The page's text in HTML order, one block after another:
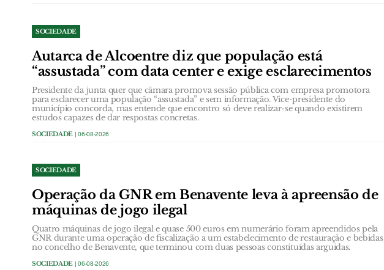
SOCIEDADE
Autarca de Alcoentre diz que população está
“assustada” com data center e exige esclarecimentos
Presidente da junta quer que câmara promova sessão pública com empresa promotora
para esclarecer uma população “assustada” e sem informação. Vice-presidente do
município concorda, mas entende que encontro só deve realizar-se quando existirem
estudos capazes de dar respostas concretas.
SOCIEDADE | 06-08-2026
SOCIEDADE
Operação da GNR em Benavente leva à apreensão de
máquinas de jogo ilegal
Quatro máquinas de jogo ilegal e quase 500 euros em numerário foram apreendidos pela
GNR durante uma operação de fiscalização a um estabelecimento de restauração e bebidas
no concelho de Benavente, que terminou com duas pessoas constituídas arguidas.
SOCIEDADE | 06-08-2026